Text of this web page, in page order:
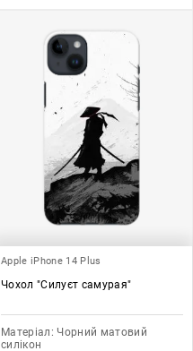
Apple iPhone 14 Plus
Чохол "Силуєт самурая"
Матеріал: Чорний матовий
силікон